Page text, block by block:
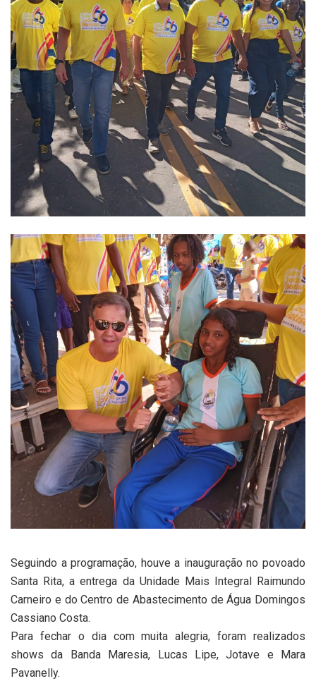
Seguindo a programação, houve a inauguração no povoado
Santa Rita, a entrega da Unidade Mais Integral Raimundo
Carneiro e do Centro de Abastecimento de Água Domingos
Cassiano Costa.
Para fechar o dia com muita alegria, foram realizados
shows da Banda Maresia, Lucas Lipe, Jotave e Mara
Pavanelly.